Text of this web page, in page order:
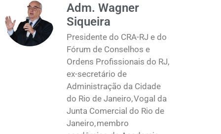
Adm. Wagner
Siqueira
Presidente do CRA-RJ e do
Fórum de Conselhos e
Ordens Profissionais do RJ,
ex-secretário de
Administração da Cidade
do Rio de Janeiro, Vogal da
Junta Comercial do Rio de
Janeiro, membro